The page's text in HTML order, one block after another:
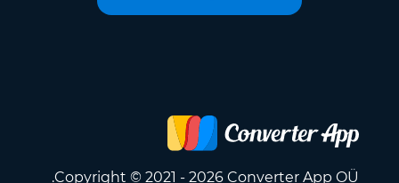
Copyright © 2021 - 2026 Converter App OÜ.